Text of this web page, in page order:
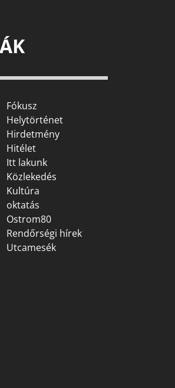
Fókusz
Helytörténet
Hirdetmény
Hitélet
Itt lakunk
Közlekedés
Kultúra
oktatás
Ostrom80
Rendőrségi hírek
Utcamesék